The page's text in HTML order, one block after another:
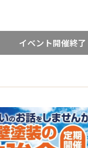
イベント開催終了